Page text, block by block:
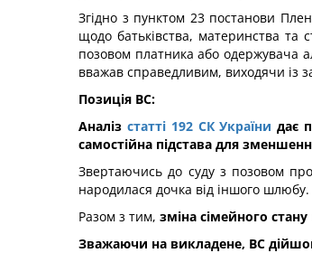
Згідно з пунктом 23 постанови
щодо батьківства, материнства та
позовом платника або одержувача
вважав справедливим, виходячи із
Позиція ВС:
Аналіз статті 192 СК України дає
самостійна підстава для
Звертаючись до суду з позовом
народилася дочка від іншого шлюбу.
Разом з тим, зміна сімейного
Зважаючи на викладене, ВС